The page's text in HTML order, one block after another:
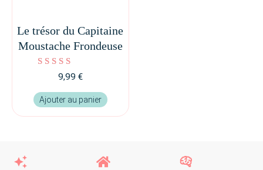
Le trésor du Capitaine
Moustache Frondeuse
Note
5.00
sur 5
9,99 €
Ajouter au panier